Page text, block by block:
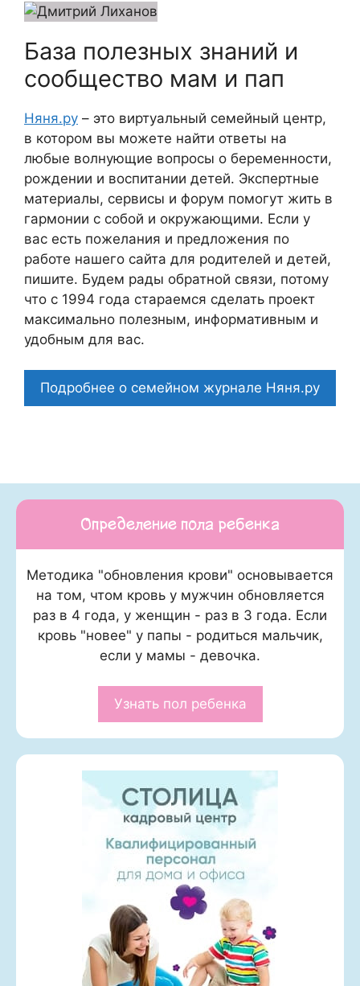
База полезных знаний и
сообщество мам и пап
Няня.ру – это виртуальный семейный центр,
в котором вы можете найти ответы на
любые волнующие вопросы о беременности,
рождении и воспитании детей. Экспертные
материалы, сервисы и форум помогут жить в
гармонии с собой и окружающими. Если у
вас есть пожелания и предложения по
работе нашего сайта для родителей и детей,
пишите. Будем рады обратной связи, потому
что c 1994 года стараемся сделать проект
максимально полезным, информативным и
удобным для вас.
Подробнее о семейном журнале Няня.ру
Определение пола ребенка
Методика "обновления крови" основывается
на том, чтом кровь у мужчин обновляется
раз в 4 года, у женщин - раз в 3 года. Если
кровь "новее" у папы - родиться мальчик,
если у мамы - девочка.
Узнать пол ребенка